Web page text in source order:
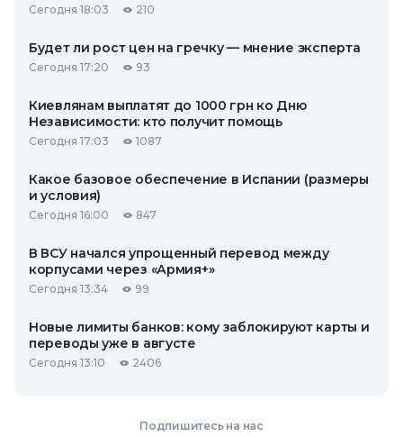
Сегодня 18:03 210
Будет ли рост цен на гречку — мнение эксперта
Сегодня 17:20 93
Киевлянам выплатят до 1000 грн ко Дню
Независимости: кто получит помощь
Сегодня 17:03 1087
Какое базовое обеспечение в Испании (размеры
и условия)
Сегодня 16:00 847
В ВСУ начался упрощенный перевод между
корпусами через «Армия+»
Сегодня 13:34 99
Новые лимиты банков: кому заблокируют карты и
переводы уже в августе
Сегодня 13:10 2406
Подпишитесь на нас